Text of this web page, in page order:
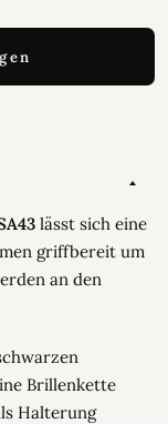
lässt sich eine
griffbereit um
an den
Brillenkette
Halterung